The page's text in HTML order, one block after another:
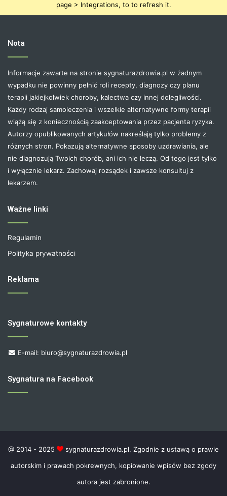
page > Integrations, to to refresh it.
Nota
Informacje zawarte na stronie sygnaturazdrowia.pl w żadnym
wypadku nie powinny pełnić roli recepty, diagnozy czy planu
terapii jakiejkolwiek choroby, kalectwa czy innej dolegliwości.
Każdy rodzaj samoleczenia i wszelkie alternatywne formy terapii
wiążą się z koniecznością zaakceptowania przez pacjenta ryzyka.
Autorzy opublikowanych artykułów nakreślają tylko problemy z
różnych stron. Pokazują alternatywne sposoby uzdrawiania, ale
nie diagnozują Twoich chorób, ani ich nie leczą. Od tego jest tylko
i wyłącznie lekarz. Zachowaj rozsądek i zawsze konsultuj z
lekarzem.
Ważne linki
Regulamin
Polityka prywatności
Reklama
Sygnaturowe kontakty
E-mail: biuro@sygnaturazdrowia.pl
Sygnatura na Facebook
@ 2014 - 2025
sygnaturazdrowia.pl. Zgodnie z ustawą o prawie
autorskim i prawach pokrewnych, kopiowanie wpisów bez zgody
autora jest zabronione.